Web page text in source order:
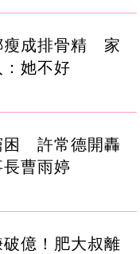
瘦成排骨精 家
：她不好
困 許常德開轟
曹雨婷
億！肥大叔離